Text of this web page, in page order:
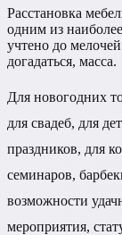
Расстановка
одним из
учтено до
догадаться, масса.
Для новогодних
для свадеб, для
праздников, для
семинаров,
возможности
мероприятия,